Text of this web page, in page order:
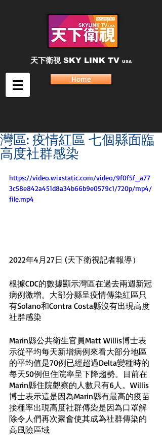
天下衛視 SKY LINK TV USA
Home
灣區: 疫情紅區 七個縣面臨
高度社群感染
https://video.wixstatic.com/video/9f0f5f_a77
3c58e842a451d8a34b66b9e0579c1/720p/mp4/
file.mp4
2022年4月27日 (天下衛視記者報導）
根據CDC的數據顯示灣區在過去兩週新冠
病例激增。大部分縣呈疫情傳染紅區只
有Solano和Contra Costa縣沒有出現高度
社群感染
Marin縣公共衛生官員Matt Willis博士表
示從平均每天新增病例來看大部分地區
的平均值是70例已經超過Delta變種時的
每天50例但住院率呈下降趨勢。目前在
Marin縣住院觀察的人數只有6人。Willis
博士表示這是因為Marin縣有最高的疫苗
接種率出現高度社群傳染是因為口罩解
除令人們再次聚會使其成為社群傳染的
高風險區域